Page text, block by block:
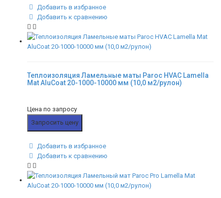
Добавить в избранное
Добавить к сравнению
Теплоизоляция Ламельные маты Paroc HVAC Lamella
Mat AluCoat 20-1000-10000 мм (10,0 м2/рулон)
Цена по запросу
Запросить цену
Добавить в избранное
Добавить к сравнению